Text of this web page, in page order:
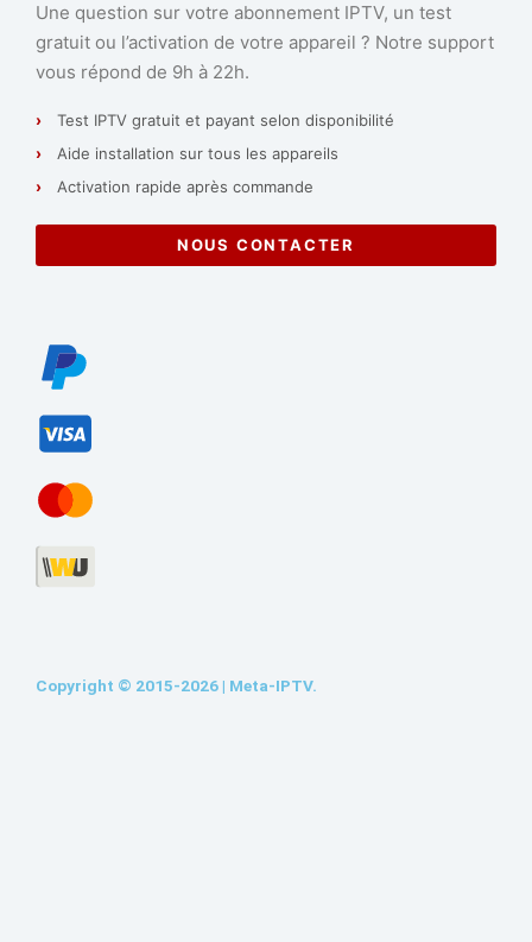
Une question sur votre abonnement IPTV, un test
gratuit ou l’activation de votre appareil ? Notre support
vous répond de 9h à 22h.
Test IPTV gratuit et payant selon disponibilité
Aide installation sur tous les appareils
Activation rapide après commande
NOUS CONTACTER
Copyright © 2015-2026 | Meta-IPTV.